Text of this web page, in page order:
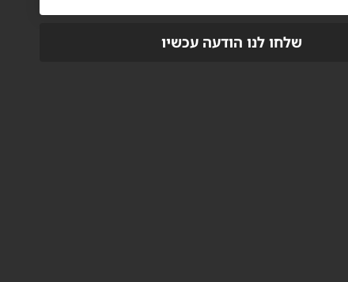
שלחו לנו הודעה עכשיו